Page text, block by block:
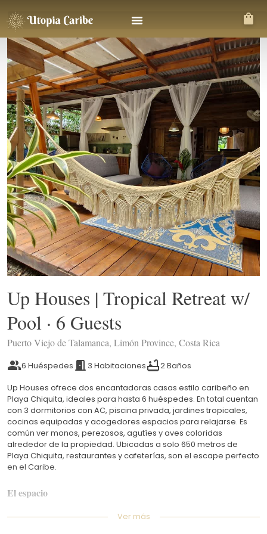
Up Houses | Tropical Retreat w/
Pool · 6 Guests
Puerto Viejo de Talamanca, Limón Province, Costa Rica
6 Huéspedes 3 Habitaciones 2 Baños
Up Houses ofrece dos encantadoras casas estilo caribeño en
Playa Chiquita, ideales para hasta 6 huéspedes. En total cuentan
con 3 dormitorios con AC, piscina privada, jardines tropicales,
cocinas equipadas y acogedores espacios para relajarse. Es
común ver monos, perezosos, agutíes y aves coloridas
alrededor de la propiedad. Ubicadas a solo 650 metros de
Playa Chiquita, restaurantes y cafeterías, son el escape perfecto
en el Caribe.
El espacio
tropical en el corazón de Playa Chiquita, ofreciendo una
Ver más